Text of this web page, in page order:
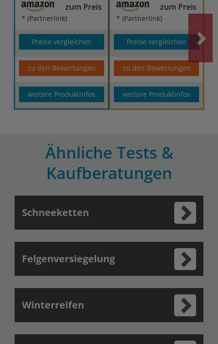
zum Preis
* (Partnerlink)
zum Preis
* (Partnerlink)
Preise vergleichen Preise vergleichen
zu den Bewertungen zu den Bewertungen
weitere Produktinfos weitere Produktinfos
Ähnliche Tests &
Kaufberatungen
Schneeketten
Felgenversiegelung
Winterreifen